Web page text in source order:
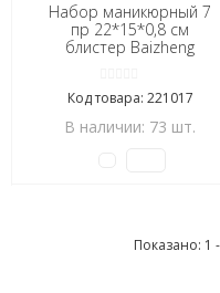
Набор маникюрный 7
пр 22*15*0,8 см
блистер Baizheng
Код товара: 221017
В наличии: 73 шт.
Показано: 1